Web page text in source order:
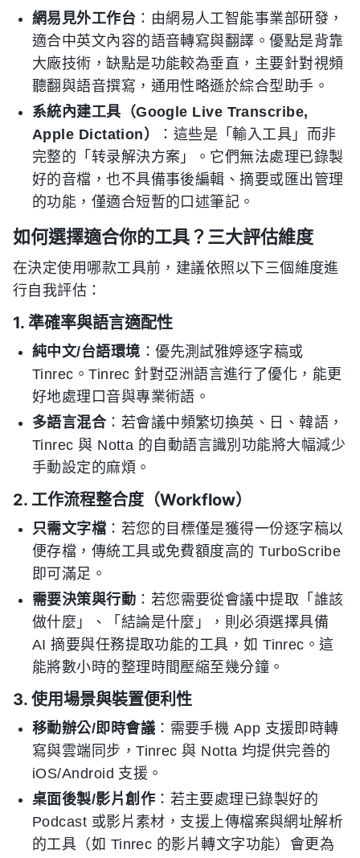
網易見外工作台 ：由網易人工智能事業部研發，
適合中英文內容的語音轉寫與翻譯。優點是背靠
大廠技術，缺點是功能較為垂直，主要針對視頻
聽翻與語音撰寫，通用性略遜於綜合型助手。
系統內建工具（Google Live Transcribe,
Apple Dictation）
：這些是「輸入工具」而非
完整的「转录解決方案」。它們無法處理已錄製
好的音檔，也不具備事後編輯、摘要或匯出管理
的功能，僅適合短暫的口述筆記。
如何選擇適合你的工具？三大評估維度
在決定使用哪款工具前，建議依照以下三個維度進
行自我評估：
1. 準確率與語言適配性
純中文/台語環境 ：優先測試雅婷逐字稿或
Tinrec。Tinrec 針對亞洲語言進行了優化，能更
好地處理口音與專業術語。
多語言混合：若會議中頻繁切換英、日、韓語，
Tinrec 與 Notta 的自動語言識別功能將大幅減少
手動設定的麻煩。
2. 工作流程整合度（Workflow）
只需文字檔 ：若您的目標僅是獲得一份逐字稿以
便存檔，傳統工具或免費額度高的 TurboScribe
即可滿足。
需要決策與行動 ：若您需要從會議中提取「誰該
做什麼」、「結論是什麼」，則必須選擇具備
AI 摘要與任務提取功能的工具，如 Tinrec。這
能將數小時的整理時間壓縮至幾分鐘。
3. 使用場景與裝置便利性
移動辦公/即時會議 ：需要手機 App 支援即時轉
寫與雲端同步，Tinrec 與 Notta 均提供完善的
iOS/Android 支援。
桌面後製/影片創作 ：若主要處理已錄製好的
Podcast 或影片素材，支援上傳檔案與網址解析
的工具（如 Tinrec 的影片轉文字功能）會更為